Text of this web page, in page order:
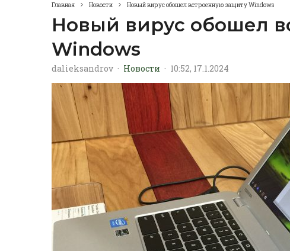
Главная Новости Новый вирус обошел встроенную защиту Windows
Новый вирус обошел
Windows
dalieksandrov · Новости · 10:52, 17.1.2024